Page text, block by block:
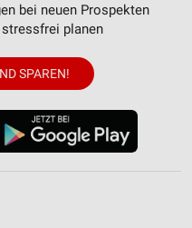
bei neuen Prospekten
planen
SPAREN!